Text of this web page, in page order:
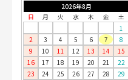
2026年8月
日
月 火 水 木 金
土
1
2
3 4 5 6 7
8
9
10 11 12 13 14
15
16
17 18 19 20 21
22
23
24 25 26 27 28
29